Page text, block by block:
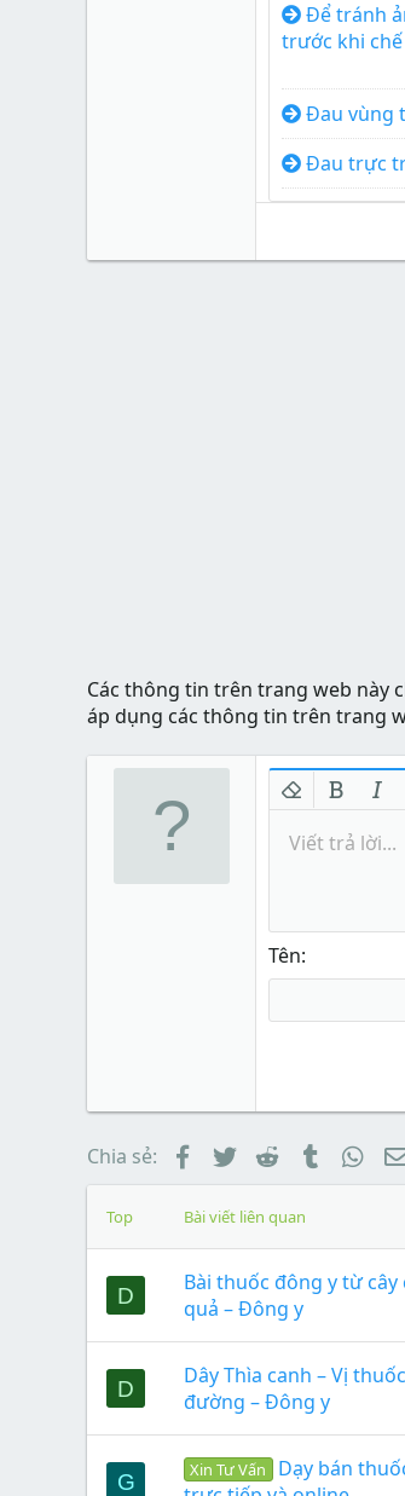
Để tránh
trước khi chế
Đau vùng
Đau trực
Các thông tin trên trang web này
áp dụng các thông tin trên trang
Xóa định dạng
In đậm
In
Viết trả lời...
Tên
Chia sẻ: Facebook
TwitterReddit Tumblr
Top Bài viết liên quan
D
Bài thuốc đông y từ
quả – Đông y
D
Dây Thìa canh – Vị
đường – Đông y
G Xin Tư Vấn Dạy bán